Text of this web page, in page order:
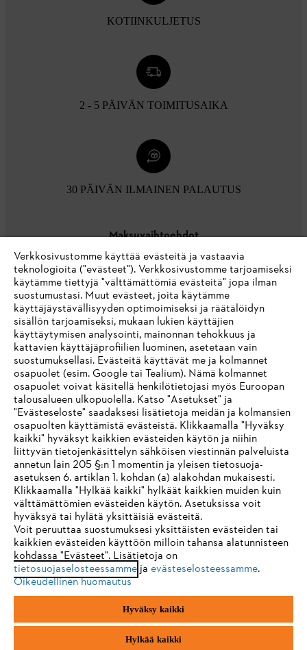
KOTIINKULJETUS
2 - 5 PÄIVÄN TOIMITUSAIKA
30 PÄIVÄN ILMAINEN PALAUTUS
Maksuvaihtoehdot
Yritys
STIHL FAQ
Palvelut
Yleiset ehdot Tietosuojakäytäntö Impressum
Evästeet Takuuehdot Oikeudelliset tiedot
Koivupuistontie 10 B
IHR BROWSER WIRD NICHT
UNTERSTÜTZT
Sie nutzen einen Browser, den wir noch nicht unterstützen. Für
eine optimale Nutzung unserer Seite empfehlen wir Ihnen, zu
einem der folgenden Browser zu wechseln:
Firefox Chrome
Verkkosivustomme käyttää evästeitä ja vastaavia
teknologioita ("evästeet"). Verkkosivustomme tarjoamiseksi
käytämme tiettyjä "välttämättömiä evästeitä" jopa ilman
suostumustasi. Muut evästeet, joita käytämme
käyttäjäystävällisyyden optimoimiseksi ja räätälöidyn
sisällön tarjoamiseksi, mukaan lukien käyttäjien
käyttäytymisen analysointi, mainonnan tehokkuus ja
kattavien käyttäjäprofiilien luominen, asetetaan vain
suostumuksellasi. Evästeitä käyttävät me ja kolmannet
osapuolet (esim. Google tai Tealium). Nämä kolmannet
osapuolet voivat käsitellä henkilötietojasi myös Euroopan
talousalueen ulkopuolella. Katso "Asetukset" ja
"Evästeseloste" saadaksesi lisätietoja meidän ja kolmansien
osapuolten käyttämistä evästeistä. Klikkaamalla "Hyväksy
kaikki" hyväksyt kaikkien evästeiden käytön ja niihin
liittyvän tietojenkäsittelyn sähköisen viestinnän palveluista
annetun lain 205 §:n 1 momentin ja yleisen tietosuoja-
asetuksen 6. artiklan 1. kohdan (a) alakohdan mukaisesti.
Klikkaamalla "Hylkää kaikki" hylkäät kaikkien muiden kuin
välttämättömien evästeiden käytön. Asetuksissa voit
hyväksyä tai hylätä yksittäisiä evästeitä.
Voit peruuttaa suostumuksesi yksittäisten evästeiden tai
kaikkien evästeiden käyttöön milloin tahansa alatunnisteen
kohdassa "Evästeet". Lisätietoja on
tietosuojaselosteessammeja evästeselosteessamme.
Oikeudellinen huomautus
Hyväksy kaikki
Hylkää kaikki